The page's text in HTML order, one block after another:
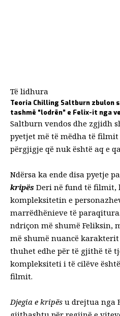
Të lidhura
Teoria Chilling Saltburn zbulon
tashmë “lodrën” e Felix-it nga
Saltburn vendos dhe zgjidh
pyetjet më të mëdha të
përgjigje që nuk është aq e
Ndërsa ka ende disa pyetje
kripës Deri në fund të filmit,
kompleksitetin e
marrëdhënieve të
ndriçon më shumë Feliksin,
më shumë nuancë
thuhet edhe për të gjithë të
kompleksiteti i të cilëve
filmit.
Djegia e kripës u drejtua nga